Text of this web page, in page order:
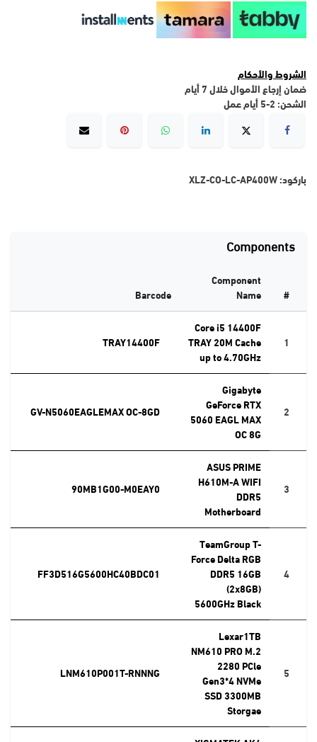
الشروط والأحكام
ضمان إرجاع الأموال خلال 7 أيام
الشحن: 2-5 أيام عمل
باركود:XLZ-CO-LC-AP400W
Components
#
Component
Name
Barcode
1
Core i5 14400F
TRAY 20M Cache
up to 4.70GHz
TRAY14400F
2
Gigabyte
GeForce RTX
5060 EAGL MAX
OC 8G
GV-N5060EAGLEMAX OC-8GD
3
ASUS PRIME
H610M-A WIFI
DDR5
Motherboard
90MB1G00-M0EAY0
4
TeamGroup T-
Force Delta RGB
DDR5 16GB
(2x8GB)
5600GHz Black
FF3D516G5600HC40BDC01
5
Lexar1TB
NM610 PRO M.2
2280 PCle
Gen3*4 NVMe
SSD 3300MB
Storgae
LNM610P001T-RNNNG